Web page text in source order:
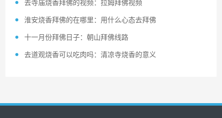
去寺庙烧香拜佛的视频：拉姆拜佛视频
淮安烧香拜佛的在哪里：用什么心态去拜佛
十一月份拜佛日子：朝山拜佛线路
去道观烧香可以吃肉吗：清凉寺烧香的意义